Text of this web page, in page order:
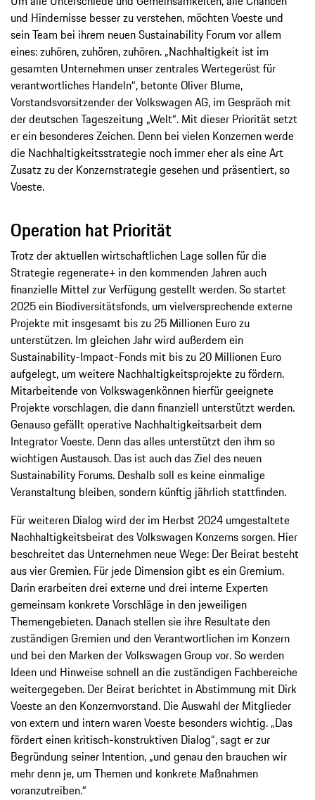
und Hindernisse besser zu verstehen, möchten Voeste und
sein Team bei ihrem neuen Sustainability Forum vor allem
eines: zuhören, zuhören, zuhören. „Nachhaltigkeit ist im
gesamten Unternehmen unser zentrales Wertegerüst für
verantwortliches Handeln“, betonte Oliver Blume,
Vorstandsvorsitzender der Volkswagen AG, im Gespräch mit
der deutschen Tageszeitung „Welt“. Mit dieser Priorität setzt
er ein besonderes Zeichen. Denn bei vielen Konzernen werde
die Nachhaltigkeitsstrategie noch immer eher als eine Art
Zusatz zu der Konzernstrategie gesehen und präsentiert, so
Voeste.
Operation hat Priorität
Trotz der aktuellen wirtschaftlichen Lage sollen für die
Strategie regenerate+ in den kommenden Jahren auch
finanzielle Mittel zur Verfügung gestellt werden. So startet
2025 ein Biodiversitätsfonds, um vielversprechende externe
Projekte mit insgesamt bis zu 25 Millionen Euro zu
unterstützen. Im gleichen Jahr wird außerdem ein
Sustainability-​Impact-​Fonds mit bis zu 20 Millionen Euro
aufgelegt, um weitere Nachhaltigkeitsprojekte zu fördern.
Mitarbeitende von Volkswagenkönnen hierfür geeignete
Projekte vorschlagen, die dann finanziell unterstützt werden.
Genauso gefällt operative Nachhaltigkeitsarbeit dem
Integrator Voeste. Denn das alles unterstützt den ihm so
wichtigen Austausch. Das ist auch das Ziel des neuen
Sustainability Forums. Deshalb soll es keine einmalige
Veranstaltung bleiben, sondern künftig jährlich stattfinden.
Für weiteren Dialog wird der im Herbst 2024 umgestaltete
Nachhaltigkeitsbeirat des Volkswagen Konzerns sorgen. Hier
beschreitet das Unternehmen neue Wege: Der Beirat besteht
aus vier Gremien. Für jede Dimension gibt es ein Gremium.
Darin erarbeiten drei externe und drei interne Experten
gemeinsam konkrete Vorschläge in den jeweiligen
Themengebieten. Danach stellen sie ihre Resultate den
zuständigen Gremien und den Verantwortlichen im Konzern
und bei den Marken der Volkswagen Group vor. So werden
Ideen und Hinweise schnell an die zuständigen Fachbereiche
weitergegeben. Der Beirat berichtet in Abstimmung mit Dirk
Voeste an den Konzernvorstand. Die Auswahl der Mitglieder
von extern und intern waren Voeste besonders wichtig. „Das
fördert einen kritisch-​konstruktiven Dialog“, sagt er zur
Begründung seiner Intention, „und genau den brauchen wir
mehr denn je, um Themen und konkrete Maßnahmen
voranzutreiben.“